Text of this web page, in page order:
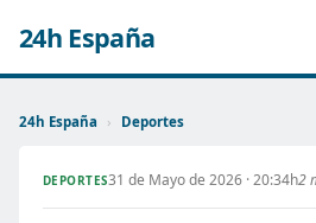
24h España
24h España › Deportes
DEPORTES31 de Mayo de 2026 · 20:34h2